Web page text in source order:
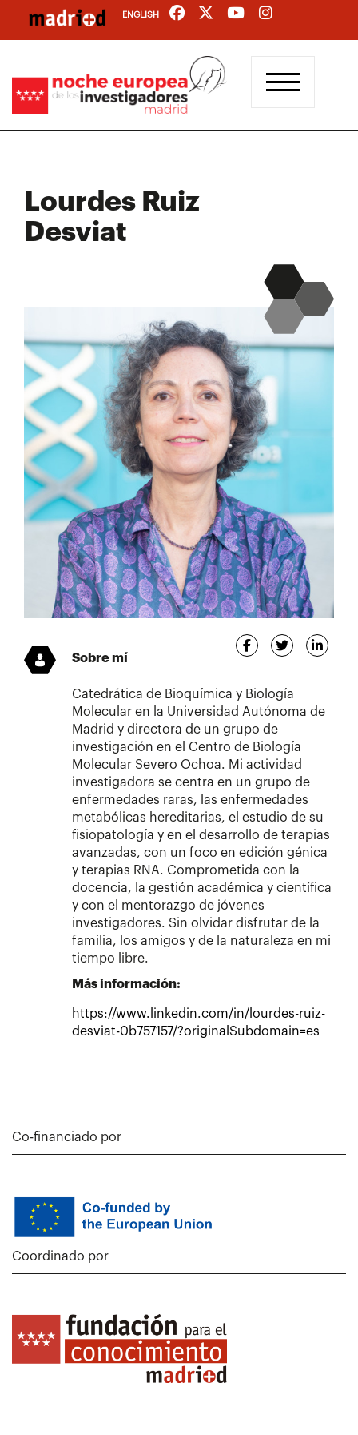
contenido
ENGLISH
Lourdes Ruiz
Desviat
Sobre mí
Catedrática de Bioquímica y Biología
Molecular en la Universidad Autónoma de
Madrid y directora de un grupo de
investigación en el Centro de Biología
Molecular Severo Ochoa. Mi actividad
investigadora se centra en un grupo de
enfermedades raras, las enfermedades
metabólicas hereditarias, el estudio de su
fisiopatología y en el desarrollo de terapias
avanzadas, con un foco en edición génica
y terapias RNA. Comprometida con la
docencia, la gestión académica y científica
y con el mentorazgo de jóvenes
investigadores. Sin olvidar disfrutar de la
familia, los amigos y de la naturaleza en mi
tiempo libre.
Más información:
https://www.linkedin.com/in/lourdes-ruiz-
desviat-0b757157/?originalSubdomain=es
Co-financiado por
Coordinado por